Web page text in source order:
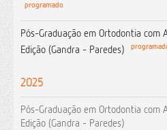
programado
Pós-Graduação em Ortodontia com
Edição (Gandra - Paredes)
2025
Pós-Graduação em Ortodontia com
Edição (Gandra - Paredes)